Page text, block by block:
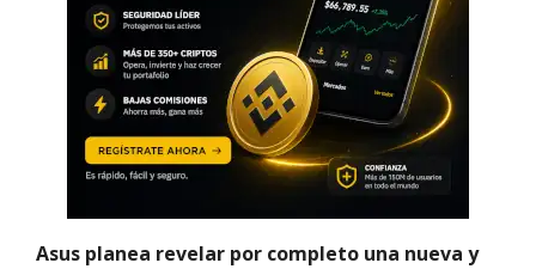
Asus planea revelar por completo una nueva y